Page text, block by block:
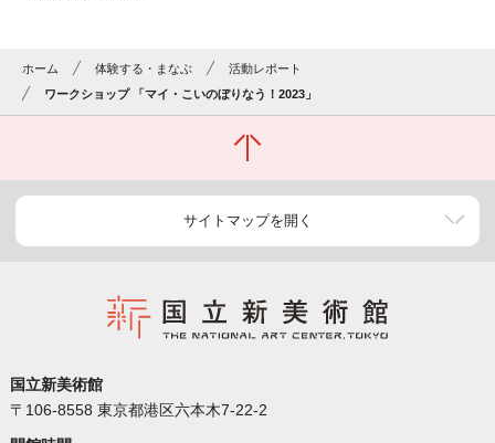
ホーム 体験する・まなぶ
活動レポート
ワークショップ 「マイ・こいのぼりなう！2023」
サイトマップを開く
国立新美術館
〒106-8558 東京都港区六本木7-22-2